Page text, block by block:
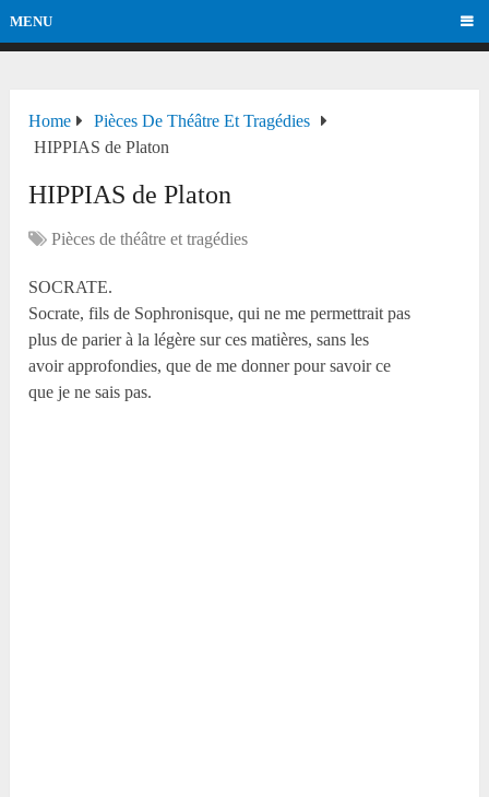
MENU
Home
Pièces De Théâtre Et Tragédies
HIPPIAS de Platon
HIPPIAS de Platon
Pièces de théâtre et tragédies
SOCRATE.
Socrate, fils de Sophronisque, qui ne me permettrait pas
plus de parier à la légère sur ces matières, sans les
avoir approfondies, que de me donner pour savoir ce
que je ne sais pas.